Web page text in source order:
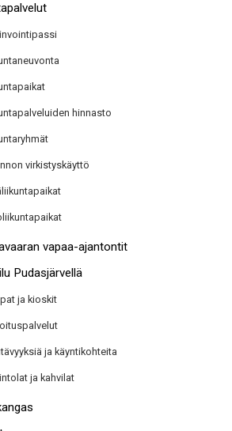
hinnasto
virkistyskäyttö
vapaa-ajantontit
Pudasjärvellä
ja kioskit
ja käyntikohteita
ja kahvilat